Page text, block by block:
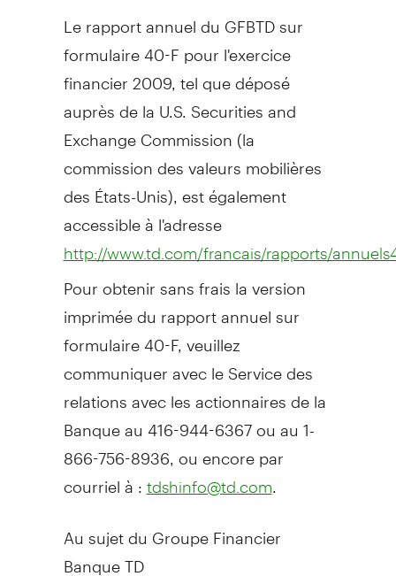
Le rapport annuel du GFBTD sur
formulaire 40-F pour l'exercice
financier 2009, tel que déposé
auprès de la U.S. Securities and
Exchange Commission (la
commission des valeurs mobilières
des États-Unis), est également
accessible à l'adresse
http://www.td.com/francais/rapports/
Pour obtenir sans frais la version
imprimée du rapport annuel sur
formulaire 40-F, veuillez
communiquer avec le Service des
relations avec les actionnaires de la
Banque au 416-944-6367 ou au 1-
866-756-8936, ou encore par
courriel à : tdshinfo@td.com
Au sujet du Groupe Financier
Banque TD